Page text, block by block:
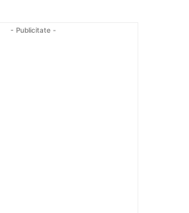
- Publicitate -